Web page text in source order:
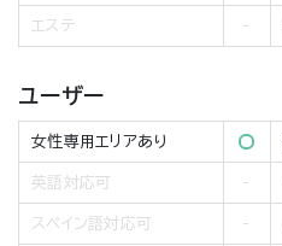
エステ
ユーザー
女性専用エリアあり
英語対応可
スペイン語対応可